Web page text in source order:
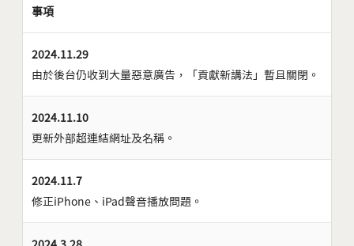
事項
2024.11.29
由於後台仍收到大量惡意廣告，「貢獻新講法」暫且關閉。
2024.11.10
更新外部超連結網址及名稱。
2024.11.7
修正iPhone、iPad聲音播放問題。